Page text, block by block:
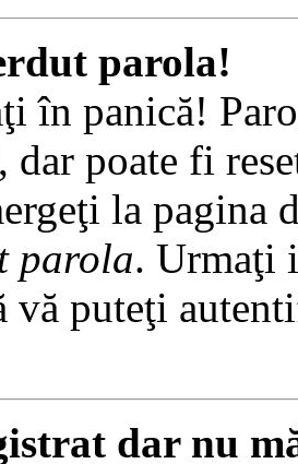
parola!
în panică!
dar poate fi
la pagina
parola. Urmaţi
vă puteţi
dar nu